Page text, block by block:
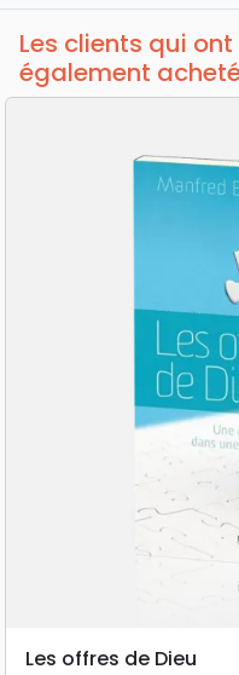
Les clients qui
également
Les offres de Dieu